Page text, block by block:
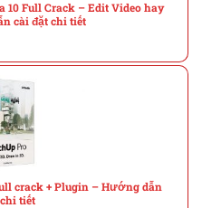
10 Full Crack – Edit Video hay
cài đặt chi tiết
crack + Plugin – Hướng dẫn
tiết